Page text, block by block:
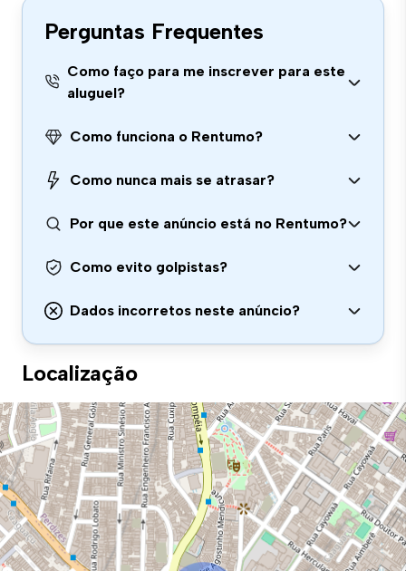
Perguntas Frequentes
Como faço para me inscrever para este
aluguel?
Como funciona o Rentumo?
Como nunca mais se atrasar?
Por que este anúncio está no Rentumo?
Como evito golpistas?
Dados incorretos neste anúncio?
Localização